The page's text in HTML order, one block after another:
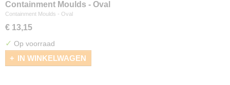
Containment Moulds - Oval
Containment Moulds - Oval
€ 13,15
✓ Op voorraad
IN WINKELWAGEN